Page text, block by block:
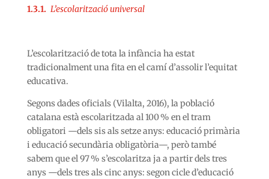
1.3.1. L’escolarització universal
L’escolarització de tota la infància ha estat
tradicionalment una fita en el camí d’assolir l’equitat
educativa.
Segons dades oficials (Vilalta, 2016), la població
catalana està escolaritzada al 100 % en el tram
obligatori —dels sis als setze anys: educació primària
i educació secundària obligatòria—, però també
sabem que el 97 % s’escolaritza ja a partir dels tres
anys —dels tres als cinc anys: segon cicle d’educació